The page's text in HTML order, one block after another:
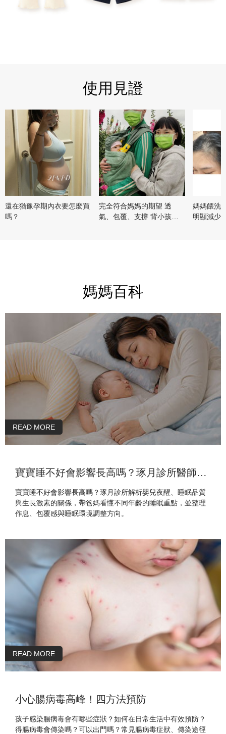
使用見證
還在猶豫孕期內衣要怎麼買
嗎？
完全符合媽媽的期望 透
氣、包覆、支撐 背小孩出
媽媽餵洗
明顯減少
媽媽百科
READ MORE
寶寶睡不好會影響長高嗎？琢月診所醫師解析
寶寶睡不好會影響長高嗎？琢月診所解析嬰兒夜醒、睡眠品質
與生長激素的關係，帶爸媽看懂不同年齡的睡眠重點，並整理
作息、包覆感與睡眠環境調整方向。
READ MORE
小心腸病毒高峰！四方法預防
孩子感染腸病毒會有哪些症狀？如何在日常生活中有效預防？
得腸病毒會傳染嗎？可以出門嗎？常見腸病毒症狀、傳染途徑